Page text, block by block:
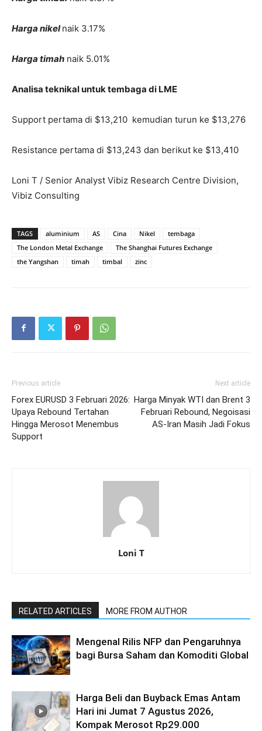
Harga nikelnaik 3.17%
Harga timah naik 5.01%
Analisa teknikal untuk tembaga di LME
Support pertama di $13,210 kemudian turun ke $13,276
Resistance pertama di $13,243 dan berikut ke $13,410
Loni T / Senior Analyst Vibiz Research Centre Division,
Vibiz Consulting
TAGS aluminium AS Cina Nikel
tembaga
The London Metal Exchange
The Shanghai Futures Exchange
the Yangshan
timah timbal zinc
Previous article
Forex EURUSD 3 Februari 2026:
Upaya Rebound Tertahan
Hingga Merosot Menembus
Support
Next article
Harga Minyak WTI dan Brent 3
Februari Rebound, Negoisasi
AS-Iran Masih Jadi Fokus
Loni T
RELATED ARTICLES MORE FROM AUTHOR
Mengenal Rilis NFP dan Pengaruhnya
bagi Bursa Saham dan Komoditi Global
Harga Beli dan Buyback Emas Antam
Hari ini Jumat 7 Agustus 2026,
Kompak Merosot Rp29.000